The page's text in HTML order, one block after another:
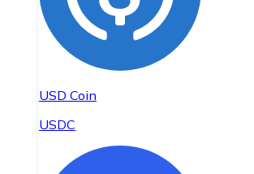
USD Coin
USDC